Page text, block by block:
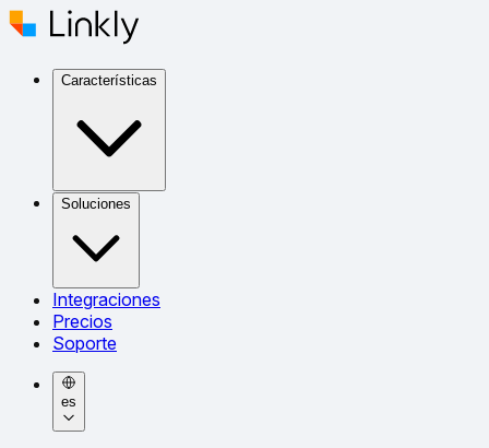
Características
Soluciones
Integraciones
Precios
Soporte
es